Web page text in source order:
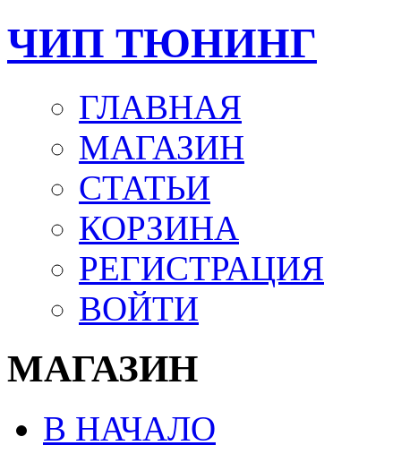
ЧИП ТЮНИНГ
ГЛАВНАЯ
МАГАЗИН
СТАТЬИ
КОРЗИНА
РЕГИСТРАЦИЯ
ВОЙТИ
МАГАЗИН
В НАЧАЛО